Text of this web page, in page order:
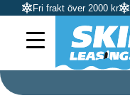
Fri frakt över 2000 kr